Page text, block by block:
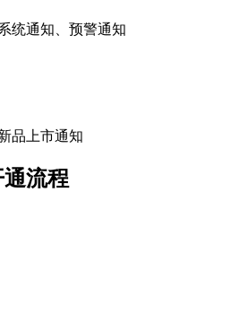
统通知、预警通知
品上市通知
流程